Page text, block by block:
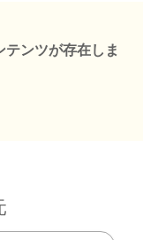
テンツが存在しま